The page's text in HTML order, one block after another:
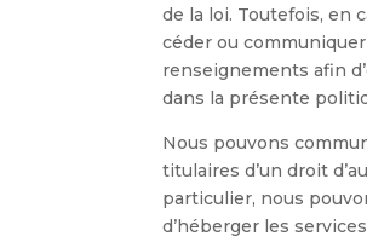
de la loi. Toutefois, en
céder ou
renseignements afin
dans la présente
Nous pouvons
titulaires d’un droit
particulier, nous
d’héberger les